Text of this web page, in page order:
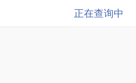
正在查询中